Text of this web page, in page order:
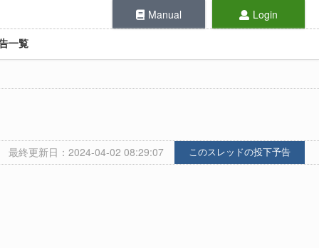
Manual Login
一覧
最終更新日：2024-04-02 08:29:07 このスレッドの投下予告